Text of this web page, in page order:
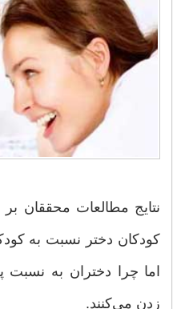
نتایج مطالعات محققان
کودکان دختر نسبت به
اما چرا دختران به
زدن می‌کنند.